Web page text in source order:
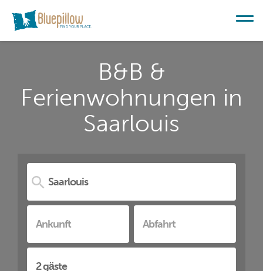
B&B &
Ferienwohnungen in
Saarlouis